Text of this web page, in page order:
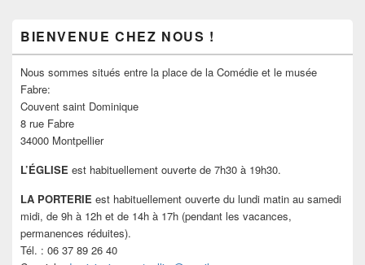
principale
de
widget
pour
barre
latérale
BIENVENUE CHEZ NOUS !
Nous sommes situés entre la place de la Comédie et le musée
Fabre:
Couvent saint Dominique
8 rue Fabre
34000 Montpellier
L’ÉGLISE est habituellement ouverte de 7h30 à 19h30.
LA PORTERIE est habituellement ouverte du lundi matin au samedi
midi, de 9h à 12h et de 14h à 17h (pendant les vacances,
permanences réduites).
Tél. : 06 37 89 26 40